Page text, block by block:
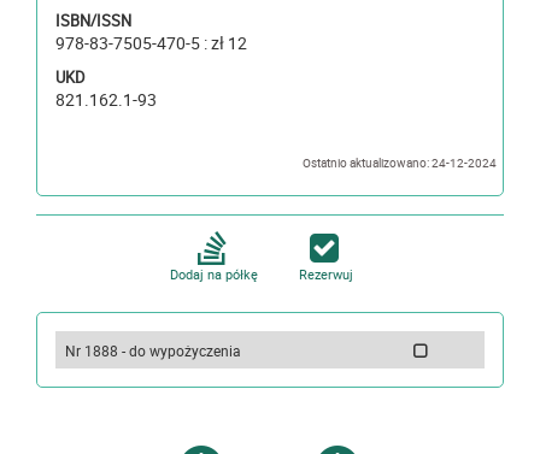
ISBN/ISSN
978-83-7505-470-5 : zł 12
UKD
821.162.1-93
Ostatnio aktualizowano: 24-12-2024
Dodaj na półkę Rezerwuj
Nr 1888 - do wypożyczenia